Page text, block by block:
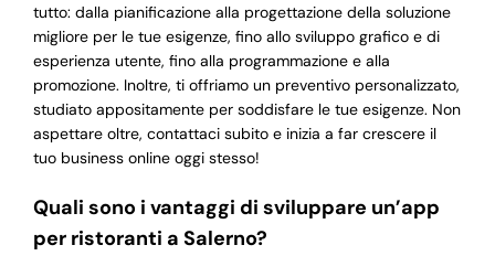
tutto: dalla pianificazione alla progettazione della soluzione
migliore per le tue esigenze, fino allo sviluppo grafico e di
esperienza utente, fino alla programmazione e alla
promozione. Inoltre, ti offriamo un preventivo personalizzato,
studiato appositamente per soddisfare le tue esigenze. Non
aspettare oltre, contattaci subito e inizia a far crescere il
tuo business online oggi stesso!
Quali sono i vantaggi di sviluppare un’app
per ristoranti a Salerno?